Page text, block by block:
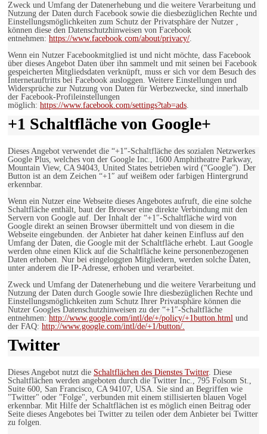
Zweck und Umfang der Datenerhebung und die weitere Verarbeitung und
Nutzung der Daten durch Facebook sowie die diesbezüglichen Rechte und
Einstellungsmöglichkeiten zum Schutz der Privatsphäre der Nutzer ,
können diese den Datenschutzhinweisen von Facebook
entnehmen: https://www.facebook.com/about/privacy/.
Wenn ein Nutzer Facebookmitglied ist und nicht möchte, dass Facebook
über dieses Angebot Daten über ihn sammelt und mit seinen bei Facebook
gespeicherten Mitgliedsdaten verknüpft, muss er sich vor dem Besuch des
Internetauftritts bei Facebook ausloggen. Weitere Einstellungen und
Widersprüche zur Nutzung von Daten für Werbezwecke, sind innerhalb
der Facebook-Profileinstellungen
möglich: https://www.facebook.com/settings?tab=ads.
+1 Schaltfläche von Google+
Dieses Angebot verwendet die “+1″-Schaltfläche des sozialen Netzwerkes
Google Plus, welches von der Google Inc., 1600 Amphitheatre Parkway,
Mountain View, CA 94043, United States betrieben wird (“Google”). Der
Button ist an dem Zeichen “+1″ auf weißem oder farbigen Hintergrund
erkennbar.
Wenn ein Nutzer eine Webseite dieses Angebotes aufruft, die eine solche
Schaltfläche enthält, baut der Browser eine direkte Verbindung mit den
Servern von Google auf. Der Inhalt der “+1″-Schaltfläche wird von
Google direkt an seinen Browser übermittelt und von diesem in die
Webseite eingebunden. der Anbieter hat daher keinen Einfluss auf den
Umfang der Daten, die Google mit der Schaltfläche erhebt. Laut Google
werden ohne einen Klick auf die Schaltfläche keine personenbezogenen
Daten erhoben. Nur bei eingeloggten Mitgliedern, werden solche Daten,
unter anderem die IP-Adresse, erhoben und verarbeitet.
Zweck und Umfang der Datenerhebung und die weitere Verarbeitung und
Nutzung der Daten durch Google sowie Ihre diesbezüglichen Rechte und
Einstellungsmöglichkeiten zum Schutz Ihrer Privatsphäre können die
Nutzer Googles Datenschutzhinweisen zu der “+1″-Schaltfläche
entnehmen: http://www.google.com/intl/de/+/policy/+1button.html und
der FAQ: http://www.google.com/intl/de/+1/button/.
Twitter
Dieses Angebot nutzt die Schaltflächen des Dienstes Twitter. Diese
Schaltflächen werden angeboten durch die Twitter Inc., 795 Folsom St.,
Suite 600, San Francisco, CA 94107, USA. Sie sind an Begriffen wie
"Twitter" oder "Folge", verbunden mit einem stillisierten blauen Vogel
erkennbar. Mit Hilfe der Schaltflächen ist es möglich einen Beitrag oder
Seite dieses Angebotes bei Twitter zu teilen oder dem Anbieter bei Twitter
zu folgen.